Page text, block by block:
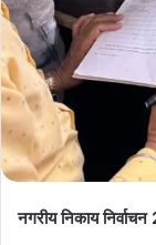
नगरीय निकाय